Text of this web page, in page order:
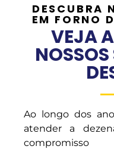
DESCUBRA
EM FORNO
VEJA
Ao longo dos
atender a